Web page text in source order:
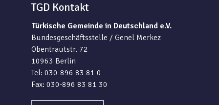
TGD Kontakt
Türkische Gemeinde in Deutschland e.V.
Bundesgeschäftsstelle / Genel Merkez
Obentrautstr. 72
10963 Berlin
Tel: 030-896 83 81 0
Fax: 030-896 83 81 30